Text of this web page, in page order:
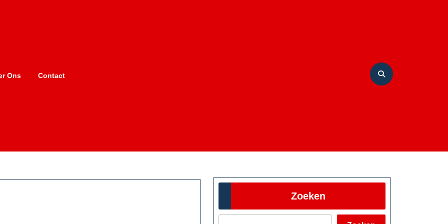
Ons Contact
Zoeken